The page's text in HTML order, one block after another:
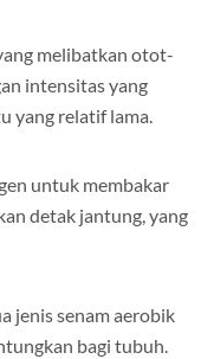
melibatkan otot-
intensitas yang
yang relatif lama.
untuk membakar
detak jantung, yang
jenis senam aerobik
bagi tubuh.